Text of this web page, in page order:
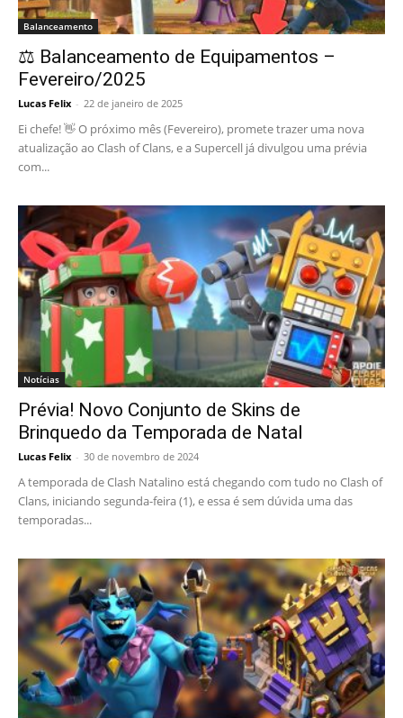
Balanceamento
⚖️ Balanceamento de Equipamentos –
Fevereiro/2025
Lucas Felix - 22 de janeiro de 2025
Ei chefe! 👋 O próximo mês (Fevereiro), promete trazer uma nova
atualização ao Clash of Clans, e a Supercell já divulgou uma prévia
com...
Notícias
Prévia! Novo Conjunto de Skins de
Brinquedo da Temporada de Natal
Lucas Felix - 30 de novembro de 2024
A temporada de Clash Natalino está chegando com tudo no Clash of
Clans, iniciando segunda-feira (1), e essa é sem dúvida uma das
temporadas...